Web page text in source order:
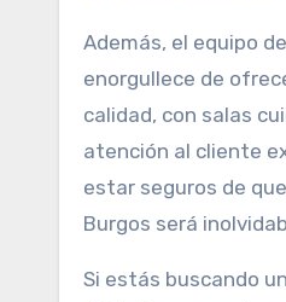
Además, el equipo
enorgullece de
calidad, con salas
atención al cliente
estar seguros de
Burgos será
Si estás buscando